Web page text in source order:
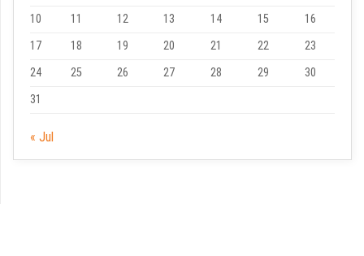
10
11 12 13 14 15
16
17
18 19 20 21 22
23
24
25 26 27 28 29
30
31
« Jul